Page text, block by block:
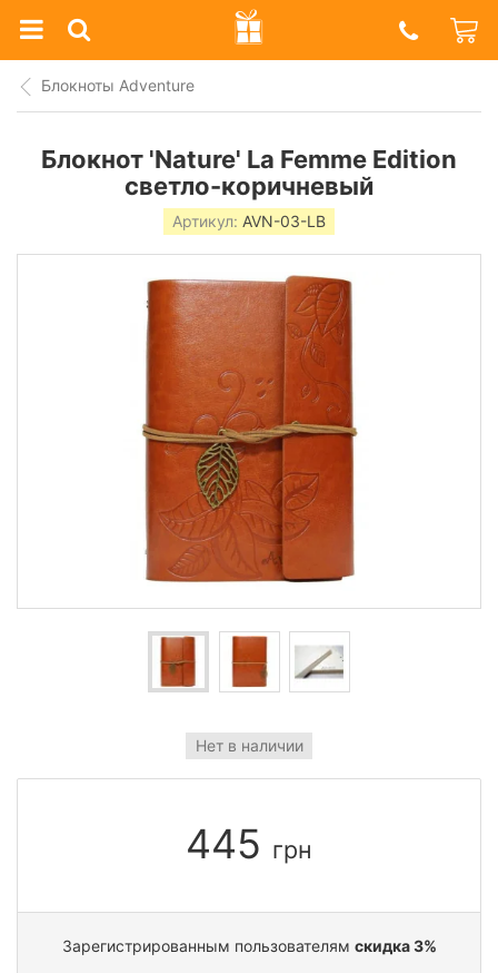
Prazdnik
Shop
Блокноты Adventure
Блокнот 'Nature' La Femme Edition
светло-коричневый
Артикул: AVN-03-LB
Нет в наличии
445 грн
Зарегистрированным пользователям скидка 3%